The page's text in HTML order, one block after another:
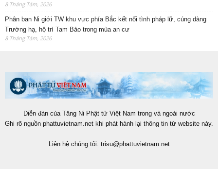
8 Tháng Tám, 2026
Phân ban Ni giới TW khu vực phía Bắc kết nối tình pháp lữ, cúng dàng
Trường hạ, hộ trì Tam Bảo trong mùa an cư
8 Tháng Tám, 2026
Diễn đàn của Tăng Ni Phật tử Việt Nam trong và ngoài nước
Ghi rõ nguồn phattuvietnam.net khi phát hành lại thông tin từ website này.
Liên hệ chúng tôi: trisu@phattuvietnam.net